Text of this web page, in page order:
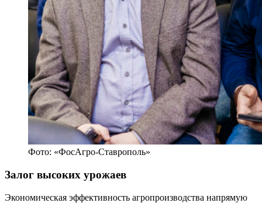
Фото: «ФосАгро-Ставрополь»
Залог высоких урожаев
Экономическая эффективность агропроизводства напрямую